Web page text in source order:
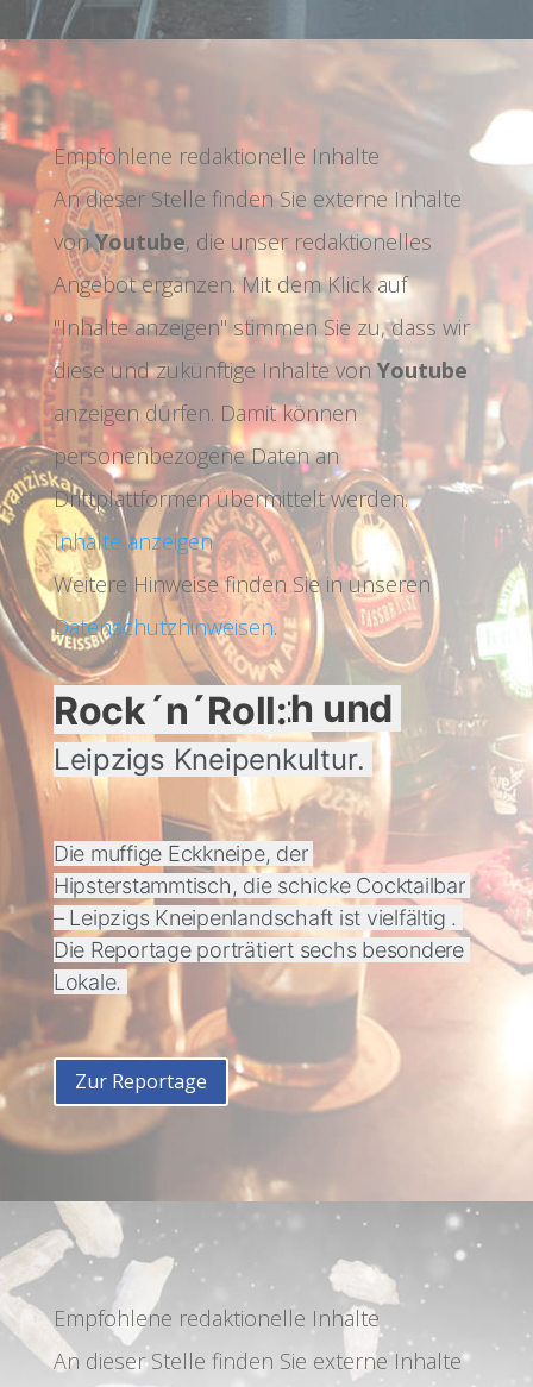
Empfohlene redaktionelle Inhalte
An dieser Stelle finden Sie externe Inhalte
vonYoutube, die unser redaktionelles
Angebot ergänzen. Mit dem Klick auf
"Inhalte anzeigen" stimmen Sie zu, dass wir
diese und zukünftige Inhalte vonYoutube
anzeigen dürfen. Damit können
personenbezogene Daten an
Drittplattformen übermittelt werden.
Inhalte anzeigen
Weitere Hinweise finden Sie in unseren
Datenschutzhinweisen.
Pfeffi, Absinth und Rock´n´Roll:
Leipzigs Kneipenkultur.
Die muffige Eckkneipe, der
Hipsterstammtisch, die schicke Cocktailbar
– Leipzigs Kneipenlandschaft ist vielfältig .
Die Reportage porträtiert sechs besondere
Lokale.
Zur Reportage
Empfohlene redaktionelle Inhalte
An dieser Stelle finden Sie externe Inhalte